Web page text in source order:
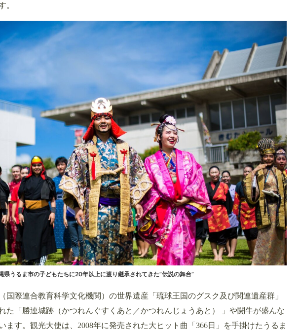
。
県うるま市の子どもたちに20年以上に渡り継承されてきた”伝説の舞台”
国際連合教育科学文化機関）の世界遺産「琉球王国のグスク及び関連遺産群」
た「勝連城跡（かつれんぐすくあと／かつれんじょうあと） 」や闘牛が盛んな
ます。観光大使は、2008年に発売された大ヒット曲「366日」を手掛けたうるま